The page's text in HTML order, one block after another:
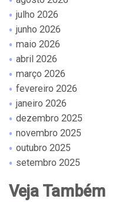
julho 2026
junho 2026
maio 2026
abril 2026
março 2026
fevereiro 2026
janeiro 2026
dezembro 2025
novembro 2025
outubro 2025
setembro 2025
Veja Também